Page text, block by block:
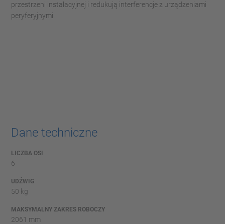
przestrzeni instalacyjnej i redukują interferencje z urządzeniami
peryferyjnymi.
Dane techniczne
LICZBA OSI
6
UDŹWIG
50 kg
MAKSYMALNY ZAKRES ROBOCZY
2061 mm